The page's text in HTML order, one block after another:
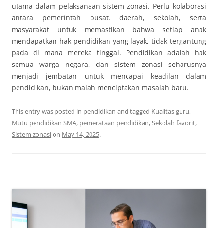
utama dalam pelaksanaan sistem zonasi. Perlu kolaborasi
antara pemerintah pusat, daerah, sekolah, serta
masyarakat untuk memastikan bahwa setiap anak
mendapatkan hak pendidikan yang layak, tidak tergantung
pada di mana mereka tinggal. Pendidikan adalah hak
semua warga negara, dan sistem zonasi seharusnya
menjadi jembatan untuk mencapai keadilan dalam
pendidikan, bukan malah menciptakan masalah baru.
This entry was posted in pendidikan and tagged Kualitas guru,
Mutu pendidikan SMA, pemerataan pendidikan,Sekolah favorit,
Sistem zonasion May 14, 2025.